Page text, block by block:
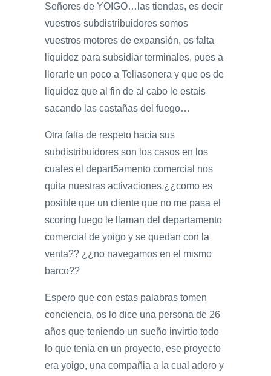
Señores de YOIGO…las tiendas, es decir
vuestros subdistribuidores somos
vuestros motores de expansión, os falta
liquidez para subsidiar terminales, pues a
llorarle un poco a Teliasonera y que os de
liquidez que al fin de al cabo le estais
sacando las castañas del fuego…
Otra falta de respeto hacia sus
subdistribuidores son los casos en los
cuales el depart5amento comercial nos
quita nuestras activaciones,¿¿como es
posible que un cliente que no me pasa el
scoring luego le llaman del departamento
comercial de yoigo y se quedan con la
venta?? ¿¿no navegamos en el mismo
barco??
Espero que con estas palabras tomen
conciencia, os lo dice una persona de 26
años que teniendo un sueño invirtio todo
lo que tenia en un proyecto, ese proyecto
era yoigo, una compañia a la cual adoro y